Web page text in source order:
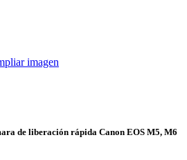
imagen
de liberación rápida Canon EOS M5, M6